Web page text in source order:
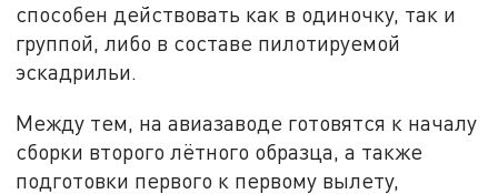
способен действовать как в одиночку, так и
группой, либо в составе пилотируемой
эскадрильи.
Между тем, на авиазаводе готовятся к началу
сборки второго лётного образца, а также
подготовки первого к первому вылету,